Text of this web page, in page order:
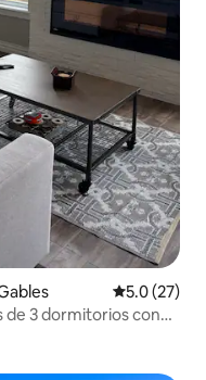
Calificación
5.0 (27)
de 3 dormitorios con